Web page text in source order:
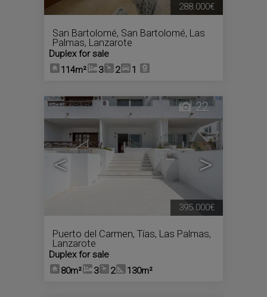
San Bartolomé, San Bartolomé, Las
Palmas, Lanzarote
Duplex for sale
114m²
3 2 1
288.000€
< >
22
Puerto del Carmen, Tías, Las Palmas,
Lanzarote
Duplex for sale
80m²
3 2 130m²
395.000€